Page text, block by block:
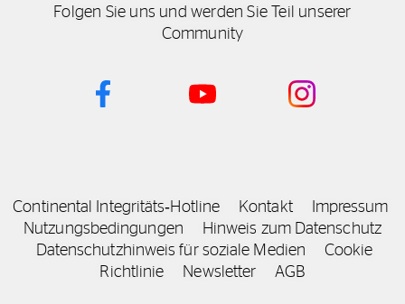
Folgen Sie uns und werden Sie Teil unserer
Community
Continental Integritäts‑Hotline Kontakt
Impressum
Nutzungsbedingungen
Hinweis zum Datenschutz
Datenschutzhinweis für soziale Medien
Cookie
Richtlinie
Newsletter AGB